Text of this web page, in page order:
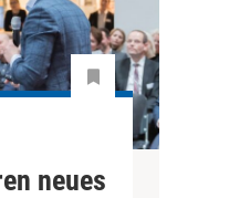
neues